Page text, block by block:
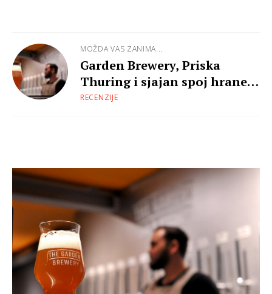
MOŽDA VAS ZANIMA...
Garden Brewery, Priska
Thuring i sjajan spoj hrane i
piva
RECENZIJE